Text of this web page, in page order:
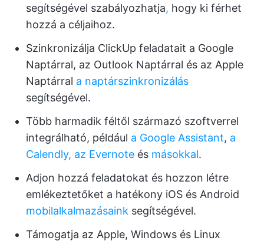
segítségével szabályozhatja, hogy ki férhet
hozzá a céljaihoz.
Szinkronizálja ClickUp feladatait a Google
Naptárral, az Outlook Naptárral és az Apple
Naptárral a naptárszinkronizálás
segítségével.
Több harmadik féltől származó szoftverrel
integrálható, például a Google Assistant, a
Calendly, az Evernote és másokkal.
Adjon hozzá feladatokat és hozzon létre
emlékeztetőket a hatékony iOS és Android
mobilalkalmazásaink segítségével.
Támogatja az Apple, Windows és Linux